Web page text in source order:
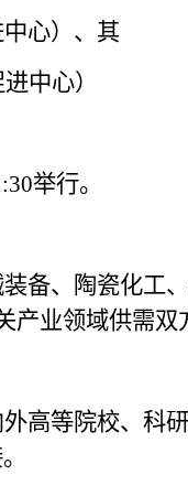
心）、其
中心）
举行。
备、陶瓷化工
业领域供需双
高等院校、科研